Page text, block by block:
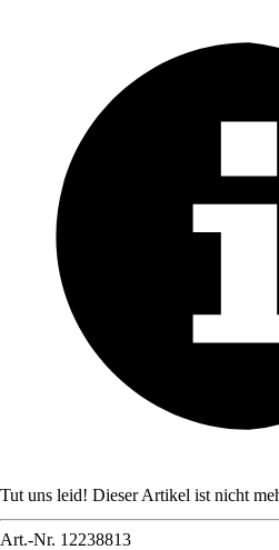
Tut uns leid! Dieser Artikel ist nicht
Art.-Nr. 12238813